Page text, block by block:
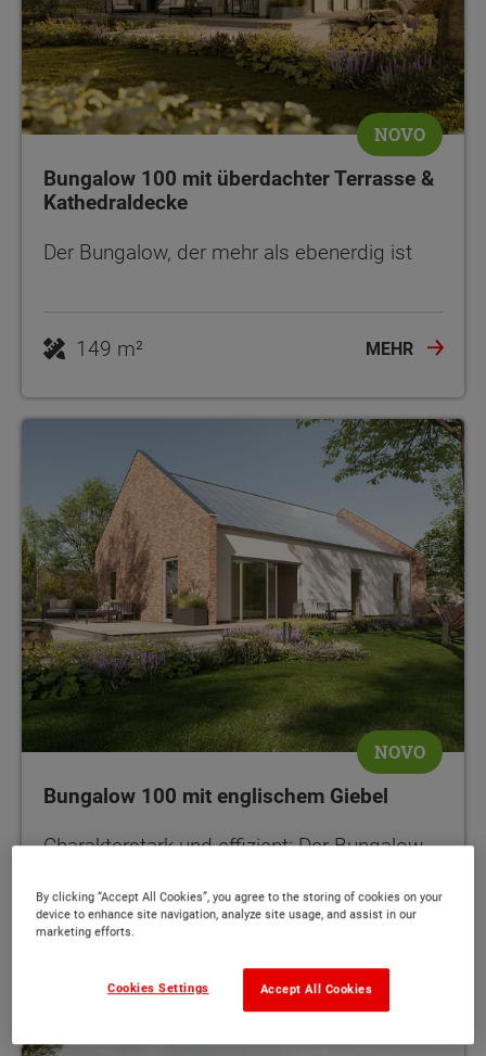
NOVO
Bungalow 100 mit überdachter Terrasse &
Kathedraldecke
Der Bungalow, der mehr als ebenerdig ist
149 m² MEHR
NOVO
Bungalow 100 mit englischem Giebel
Charakterstark und effizient: Der Bungalow
MEHR
By clicking “Accept All Cookies”, you agree to the storing of cookies on your
device to enhance site navigation, analyze site usage, and assist in our
marketing efforts.
Accept All Cookies
Cookies Settings